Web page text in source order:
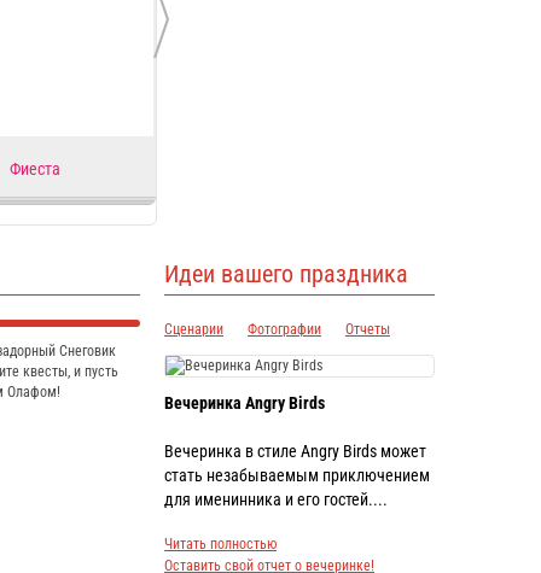
Фиеста
Идеи вашего праздника
Сценарии Фотографии Отчеты
Вечеринка Angry Birds
Вечеринка в стиле Angry Birds может
стать незабываемым приключением
для именинника и его гостей....
Читать полностью
Оставить свой отчет о вечеринке!
Снеговик
квесты, и пусть
Олафом!